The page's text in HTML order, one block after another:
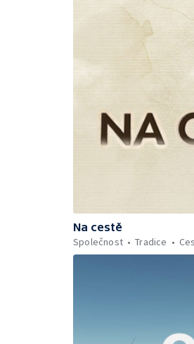
Na cestě
Společnost
Tradice